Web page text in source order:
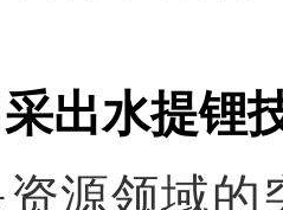
出水提锂
源领域的